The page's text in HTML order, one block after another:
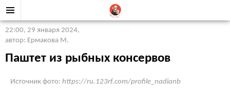
22:00, 29 января 2024,
автор: Ермакова М.
Паштет из рыбных консервов
Источник фото: https://ru.123rf.com/profile_nadianb